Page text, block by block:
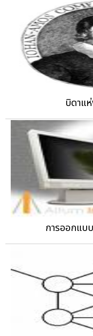
บิดาแ
การออกแ